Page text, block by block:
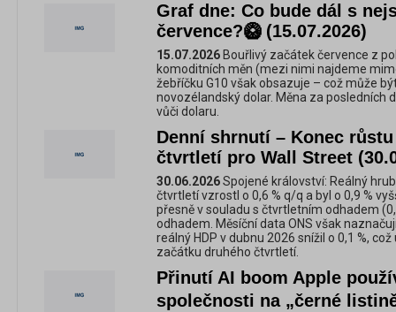
Graf dne: Co bude dál s
července?🥝 (15.07.2026)
15.07.2026 Bouřlivý začátek července z
komoditních měn (mezi nimi najdeme
žebříčku G10 však obsazuje – což může
novozélandský dolar. Měna za posledních
vůči dolaru.
Denní shrnutí – Konec
čtvrtletí pro Wall Street
30.06.2026Spojené království: Reálný
čtvrtletí vzrostl o 0,6 % q/q a byl o 0,9 %
přesně v souladu s čtvrtletním odhadem
odhadem. Měsíční data ONS však
reálný HDP v dubnu 2026 snížil o 0,1 %,
začátku druhého čtvrtletí.
Přinutí AI boom Apple
společnosti na „černé